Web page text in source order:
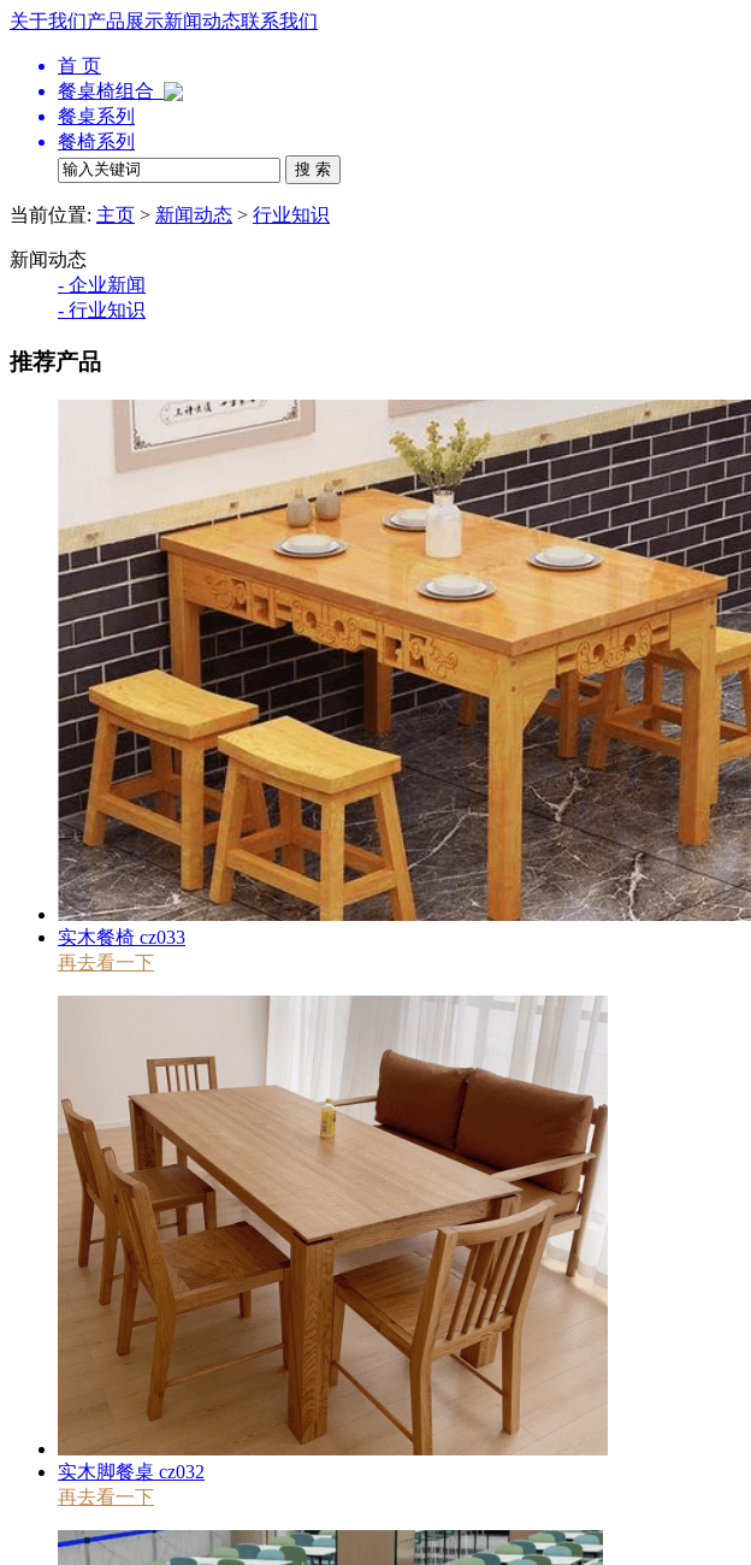
关于我们产品展示新闻动态联系我们
首 页
餐桌椅组合
餐桌系列
餐椅系列
当前位置: 主页 > 新闻动态 > 行业知识
新闻动态
- 企业新闻
- 行业知识
推荐产品
实木餐椅 cz033
再去看一下
实木脚餐桌 cz032
再去看一下